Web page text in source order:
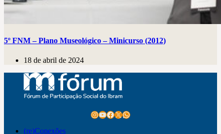
5º FNM – Plano Museológico – Minicurso (2012)
18 de abril de 2024
Instagram
Youtube
Facebook
X WhatsApp
(re)Conexões